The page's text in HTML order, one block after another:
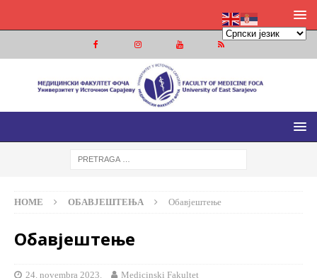
МЕДИЦИНСКИ ФАКУЛТЕТ ФОЧА
МЕДИЦИНСКИ ФАКУЛТЕТ УНИВЕРЗИТЕТА У ИСТОЧНОМ
HOME ОБАВЈЕШТЕЊА Обавјештење
Обавјештење
24. novembra 2023. Medicinski Fakultet